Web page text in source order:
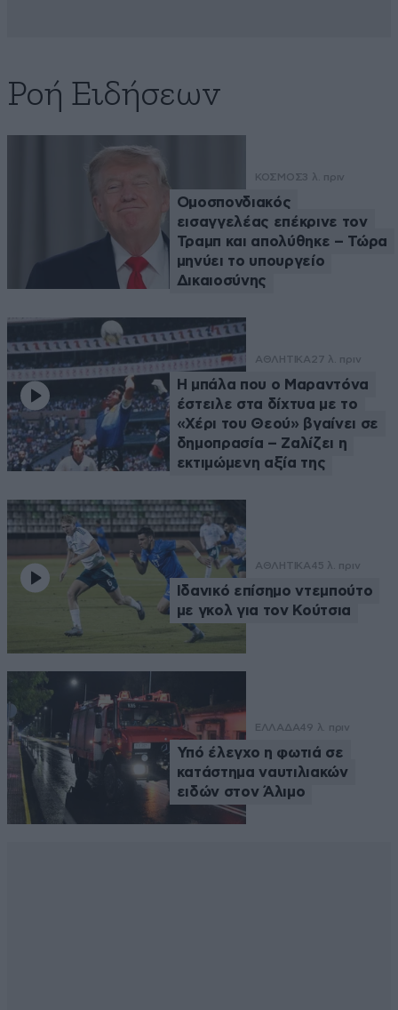
Ροή Ειδήσεων
ΚΟΣΜΟΣ3 λ. πριν
Ομοσπονδιακός
εισαγγελέας επέκρινε τον
Τραμπ και απολύθηκε – Τώρα
μηνύει το υπουργείο
Δικαιοσύνης
ΑΘΛΗΤΙΚΑ27 λ. πριν
Η μπάλα που ο Μαραντόνα
έστειλε στα δίχτυα με το
«Χέρι του Θεού» βγαίνει σε
δημοπρασία – Ζαλίζει η
εκτιμώμενη αξία της
ΑΘΛΗΤΙΚΑ45 λ. πριν
Ιδανικό επίσημο ντεμπούτο
με γκολ για τον Κούτσια
ΕΛΛΑΔΑ49 λ. πριν
Υπό έλεγχο η φωτιά σε
κατάστημα ναυτιλιακών
ειδών στον Άλιμο